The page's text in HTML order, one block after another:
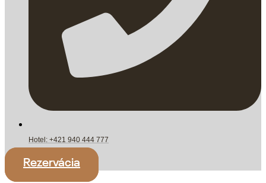
Hotel: +421 940 444 777
Rezervácia